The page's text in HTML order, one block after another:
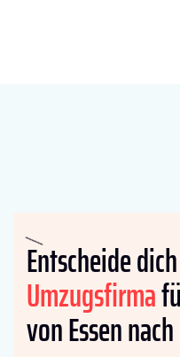
Entscheide
Umzugsfirma
von Essen